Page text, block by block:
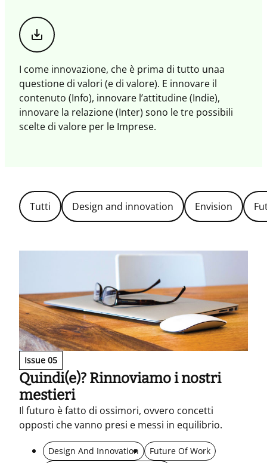
Scarica
il
magazine
I come innovazione, che è prima di tutto unaa
questione di valori (e di valore). E innovare il
contenuto (Info), innovare l’attitudine (Indie),
innovare la relazione (Inter) sono le tre possibili
scelte di valore per le Imprese.
Filtra
per
Tutti Design and innovation Envision
Issue 05
Quindi(e)? Rinnoviamo i nostri
mestieri
Il futuro è fatto di ossimori, ovvero concetti
opposti che vanno presi e messi in equilibrio.
Design And Innovation
Future Of Work